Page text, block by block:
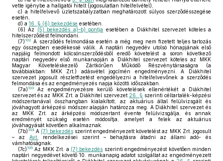
vette igénybe a hallgatói hitelt (jogosulatlan hitelfelvétel),
c) a hitelfelvevő üzletszabályzatban meghatározott súlyos szerződésszegése
esetén,
d) a 16. § (6) bekezdése esetében.
(6) Az (5) bekezdés a)–b) pontja esetében a Diákhitel szervezet köteles a
hitelszerződést felmondani.
(7) 102 A szerződés felmondása esetén a még meg nem fizetett teljes tartozás
egy összegben esedékessé válik. A naptári negyedév utolsó hónapjának első
napjáig felmondott kölcsönszerződésből eredő követelést a soron következő
naptári negyedév első munkanapján a Diákhitel szervezet köteles az MKK
Magyar Követeléskezelő Zártkörűen Működő Részvénytársaságra (a
továbbiakban: MKK Zrt.) adásvétel jogcímén engedményezni. A Diákhitel
szervezet jogosult részletfizetést engedélyezni a hitelfelvevőnek a szerződés
felmondása és az engedményezés napja közötti időszakban.
(7a) 103
Az engedményezésre kerülő követelések ellenértékét a Diákhitel
szervezet és az MKK Zrt. a Diákhitel szervezet 26. § szerinti céltartalék-képzési
módszertanával összhangban kialakított, az aktuárius által felülvizsgált és
jóváhagyott árképzési módszer alapján határozza meg. A Diákhitel szervezet és
az MKK Zrt. az árképzési módszertant évente felülvizsgálja, és annak
eredményét szükség esetén módosítja, amelyet a felek az aktuárius
jóváhagyását követően alkalmaznak.
(7b) 104 A (7) bekezdésszerint engedményezett követelést az MKK Zrt. jogosult
– az Avt.
rendelkezései szerint – behajtásra átadni az állami adó- és
vámhatóságnak.
(7c) 105 Az MKK Zrt. a (7) bekezdés szerinti engedményezést követően minden
naptári negyedévet követő 10. munkanapig adatot szolgáltat az engedményezett